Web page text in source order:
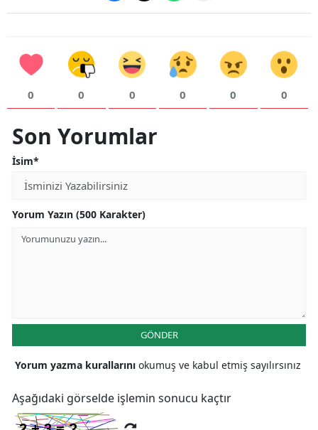
0 0 0 0 0 0
Son Yorumlar
İsim*
Yorum Yazın (500 Karakter)
GÖNDER
Yorum yazma kurallarını okumuş ve kabul etmiş sayılırsınız
Aşağıdaki görselde işlemin sonucu kaçtır